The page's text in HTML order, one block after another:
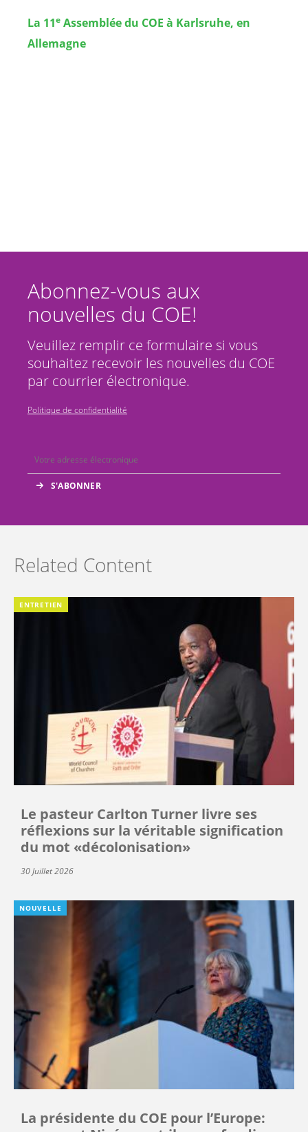
La 11e Assemblée du COE à Karlsruhe, en
Allemagne
Abonnez-vous aux
nouvelles du COE!
Veuillez remplir ce formulaire si vous
souhaitez recevoir les nouvelles du COE
par courrier électronique.
Politique de confidentialité
Related Content
ENTRETIEN
Le pasteur Carlton Turner livre ses
réflexions sur la véritable signification
du mot «décolonisation»
30 Juillet 2026
NOUVELLE
La présidente du COE pour l’Europe: